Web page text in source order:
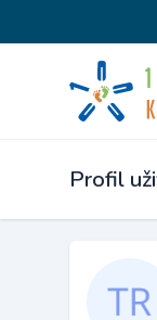
Profil